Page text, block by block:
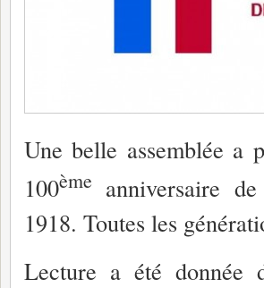
Une belle assemblée a
100ème anniversaire
1918. Toutes les
Lecture a été donnée